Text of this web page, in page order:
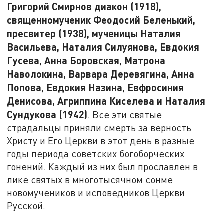
Григорий Смирнов диакон (1918),
священномученик Феодосий Беленький,
пресвитер (1938), мученицы Наталия
Васильева, Наталия Силуянова, Евдокия
Гусева, Анна Боровская, Матрона
Наволокина, Варвара Деревягина, Анна
Попова, Евдокия Назина, Евфросиния
Денисова, Агриппина Киселева и Наталия
Сундукова (1942). Все эти святые
страдальцы приняли смерть за верность
Христу и Его Церкви в этот день в разные
годы периода советских богоборческих
гонений. Каждый из них был прославлен в
лике святых в многотысячном сонме
новомучеников и исповедников Церкви
Русской.